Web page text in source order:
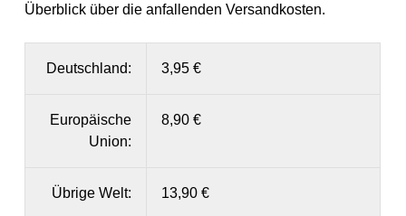
Überblick über die anfallenden Versandkosten.
Deutschland: 3,95 €
Europäische
Union:
8,90 €
Übrige Welt: 13,90 €